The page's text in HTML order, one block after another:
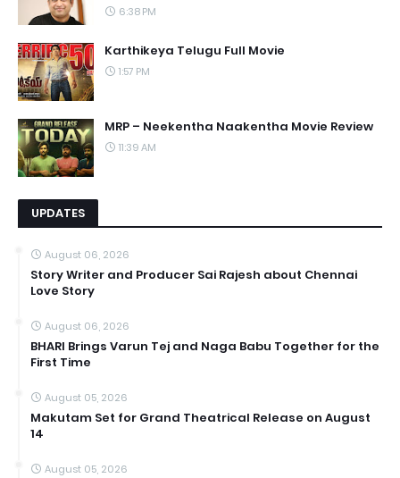
6:38 PM
Karthikeya Telugu Full Movie
1:57 PM
MRP – Neekentha Naakentha Movie Review
11:39 AM
UPDATES
August 06, 2026
Story Writer and Producer Sai Rajesh about Chennai
Love Story
August 06, 2026
BHARI Brings Varun Tej and Naga Babu Together for the
First Time
August 05, 2026
Makutam Set for Grand Theatrical Release on August
14
August 05, 2026